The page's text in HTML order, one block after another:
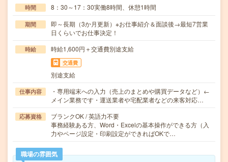
時間 8：30～17：30実働8時間、休憩1時間
期間
即～長期（3か月更新）※お仕事紹介＆面談後→最短7営業
日くらいでお仕事決定！
時給 時給1,600円＋交通費別途支給
交通費
別途支給
仕事内容
・専用端末への入力（売上のまとめや購買データなど）←
メイン業務です・運送業者や宅配業者などの来客対応…
応募資格
ブランクOK / 英語力不要
事務経験ある方、Word・Excelの基本操作ができる方（入
力やページ設定・印刷設定ができればOKで…
職場の雰囲気